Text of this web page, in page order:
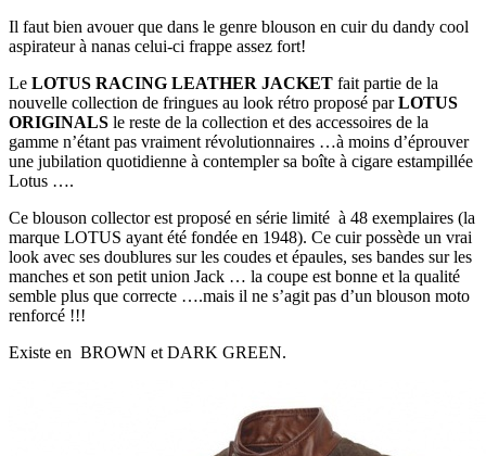
Il faut bien avouer que dans le genre blouson en cuir du dandy cool
aspirateur à nanas celui-ci frappe assez fort!
Le LOTUS RACING LEATHER JACKET fait partie de la
nouvelle collection de fringues au look rétro proposé parLOTUS
ORIGINALS le reste de la collection et des accessoires de la
gamme n’étant pas vraiment révolutionnaires …à moins d’éprouver
une jubilation quotidienne à contempler sa boîte à cigare estampillée
Lotus ….
Ce blouson collector est proposé en série limité à 48 exemplaires (la
marque LOTUS ayant été fondée en 1948). Ce cuir possède un vrai
look avec ses doublures sur les coudes et épaules, ses bandes sur les
manches et son petit union Jack … la coupe est bonne et la qualité
semble plus que correcte ….mais il ne s’agit pas d’un blouson moto
renforcé !!!
Existe en BROWN et DARK GREEN.